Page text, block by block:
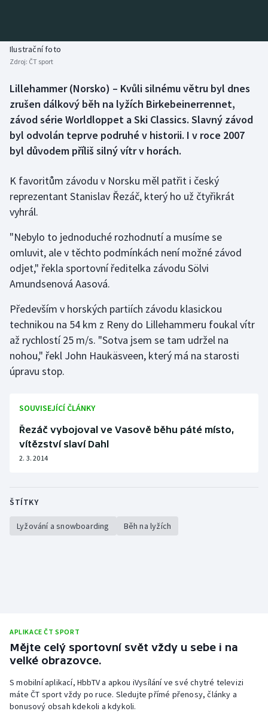
Biatlon
Boby a skeleton
Box
Curling
Dostihy
Florbal
Futsal
Golf
Házená
Jezdectví
Krasobruslení
Lezení
Moderní pětiboj
Motorsport
Plážový volejbal
Rychlobruslení
Aplikace ČT sport
AZ kvíz
Ilustrační foto
Zdroj: ČT sport
Lillehammer (Norsko) – Kvůli silnému větru byl dnes
zrušen dálkový běh na lyžích Birkebeinerrennet,
závod série Worldloppet a Ski Classics. Slavný závod
byl odvolán teprve podruhé v historii. I v roce 2007
byl důvodem příliš silný vítr v horách.
K favoritům závodu v Norsku měl patřit i český
reprezentant Stanislav Řezáč, který ho už čtyřikrát
vyhrál.
"Nebylo to jednoduché rozhodnutí a musíme se
omluvit, ale v těchto podmínkách není možné závod
odjet," řekla sportovní ředitelka závodu Sölvi
Amundsenová Aasová.
Především v horských partiích závodu klasickou
technikou na 54 km z Reny do Lillehammeru foukal vítr
až rychlostí 25 m/s. "Sotva jsem se tam udržel na
nohou," řekl John Haukäsveen, který má na starosti
úpravu stop.
SOUVISEJÍCÍ ČLÁNKY
Řezáč vybojoval ve Vasově běhu páté místo,
vítězství slaví Dahl
2. 3. 2014
ŠTÍTKY
Lyžování a snowboarding Běh na lyžích
APLIKACE ČT SPORT
Mějte celý sportovní svět vždy u sebe i na
velké obrazovce.
S mobilní aplikací, HbbTV a apkou iVysílání ve své chytré televizi
máte ČT sport vždy po ruce. Sledujte přímé přenosy, články a
bonusový obsah kdekoli a kdykoli.